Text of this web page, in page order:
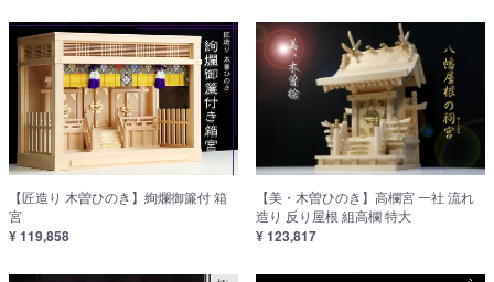
【匠造り 木曽ひのき】絢爛御簾付 箱
宮
¥ 119,858
【美・木曽ひのき】高欄宮 一社 流れ
造り 反り屋根 組高欄 特大
¥ 123,817